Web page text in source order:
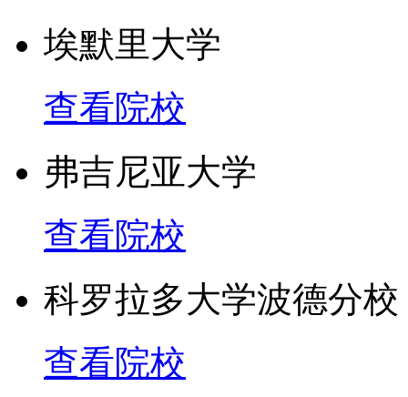
埃默里大学
查看院校
弗吉尼亚大学
查看院校
科罗拉多大学波德分校
查看院校